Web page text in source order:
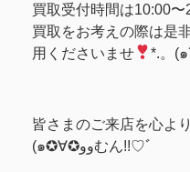
買取受付時間は10:00〜
買取をお考えの際は是
用くださいませ
*.。(
皆さまのご来店を心よ
(๑✪∀✪ووむん!!♡ﾞ